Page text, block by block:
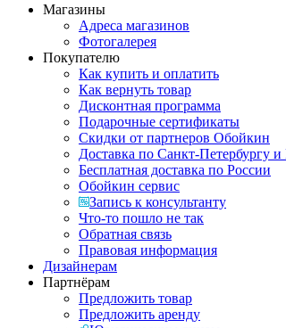
Магазины
Адреса магазинов
Фотогалерея
Покупателю
Как купить и оплатить
Как вернуть товар
Дисконтная программа
Подарочные сертификаты
Скидки от партнеров Обойкин
Доставка по Санкт-Петербургу
Бесплатная доставка по России
Обойкин сервис
Запись к консультанту
Что-то пошло не так
Обратная связь
Правовая информация
Дизайнерам
Партнёрам
Предложить товар
Предложить аренду